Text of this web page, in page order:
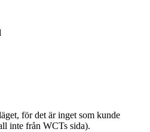
för det är inget som kunde
inte från WCTs sida).